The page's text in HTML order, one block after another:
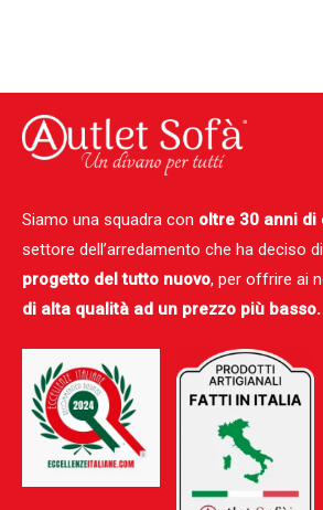
Siamo una squadra con oltre 30 anni di
settore dell’arredamento che ha deciso
progetto del tutto nuovo, per offrire ai
di alta qualità ad un prezzo più basso.